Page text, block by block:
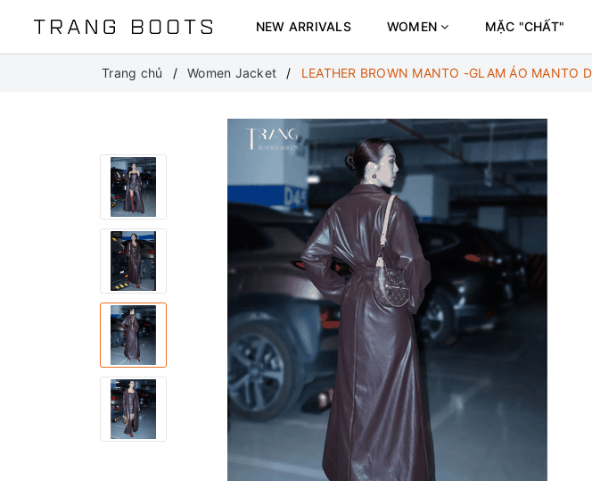
NEW ARRIVALS WOMEN MẶC "CHẤT"
Trang chủ Women Jacket LEATHER BROWN MANTO -GLAM ÁO MANTO